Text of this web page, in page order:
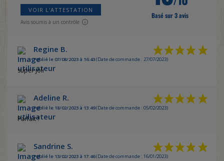
VOIR L'ATTESTATION
Avis soumis à un contrôle
Basé sur 3 avis
Regine B.
Publié le 07/08/2023 à 16:43(Date de commande : 27/07/2023)
super joli
Adeline R.
Publié le 18/02/2023 à 13:49(Date de commande : 05/02/2023)
Parfait !
Sandrine S.
Publié le 13/02/2023 à 17:46(Date de commande : 16/01/2023)